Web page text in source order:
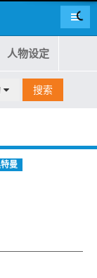
导航
人物设定
搜索
曼